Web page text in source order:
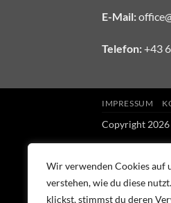
Wir verwenden Cookies auf
verstehen, wie du diese
klickst, stimmst du deren
E-Mail:
Telefon:+43
IMPRESSUM
Copyright